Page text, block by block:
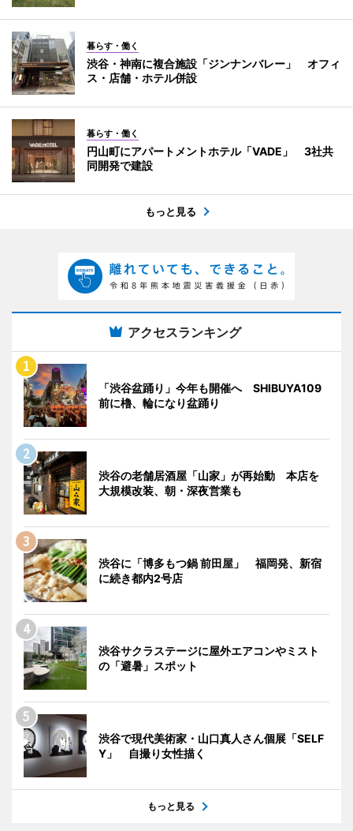
暮らす・働く
渋谷・神南に複合施設「ジンナンバレー」 オフィ
ス・店舗・ホテル併設
暮らす・働く
円山町にアパートメントホテル「VADE」 3社共
同開発で建設
もっと見る
アクセスランキング
「渋谷盆踊り」今年も開催へ SHIBUYA109
前に櫓、輪になり盆踊り
渋谷の老舗居酒屋「山家」が再始動 本店を
大規模改装、朝・深夜営業も
渋谷に「博多もつ鍋 前田屋」 福岡発、新宿
に続き都内2号店
渋谷サクラステージに屋外エアコンやミスト
の「避暑」スポット
渋谷で現代美術家・山口真人さん個展「SELF
Y」 自撮り女性描く
もっと見る